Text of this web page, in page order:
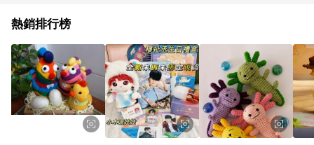
熱銷排行榜